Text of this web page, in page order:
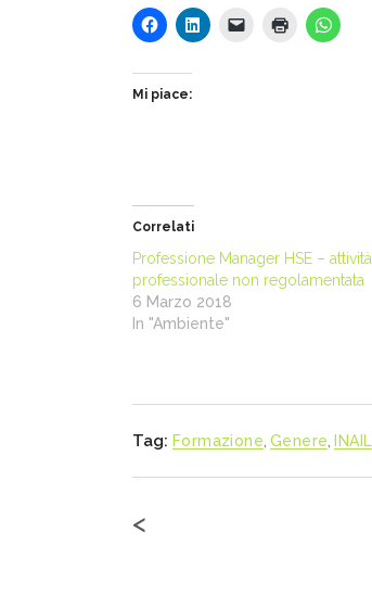
Mi piace:
Correlati
Professione Manager HSE – attività
professionale non regolamentata
6 Marzo 2018
In "Ambiente"
Tag: Formazione Genere INAIL
<